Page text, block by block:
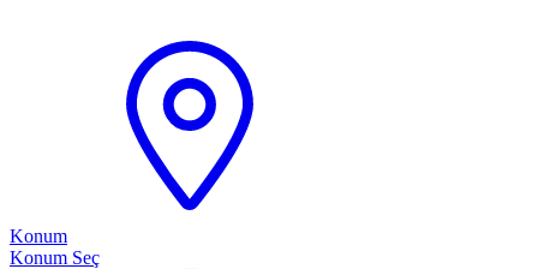
Konum
Konum Seç